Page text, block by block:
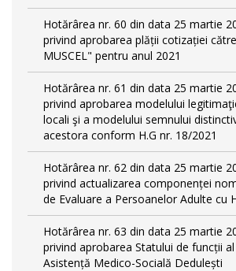
Hotărârea nr. 60 din data 25 martie
privind aprobarea plății cotizației
MUSCEL" pentru anul 2021
Hotărârea nr. 61 din data 25 martie
privind aprobarea modelului
locali şi a modelului semnului
acestora conform H.G nr. 18/2021
Hotărârea nr. 62 din data 25 martie
privind actualizarea componenței
de Evaluare a Persoanelor Adulte cu
Hotărârea nr. 63 din data 25 martie
privind aprobarea Statului de funcții
Asistență Medico-Socială Dedulești